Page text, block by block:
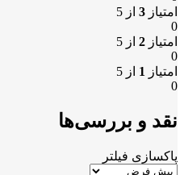
امتیاز 3 از 5
0
امتیاز 2 از 5
0
امتیاز 1 از 5
0
نقد و بررسی‌ها
پاکسازی فیلتر